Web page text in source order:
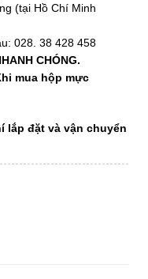
(tại Hồ Chí Minh
028. 38 428 458
CHÓNG.
mua hộp mực
lắp đặt và vận chuyển